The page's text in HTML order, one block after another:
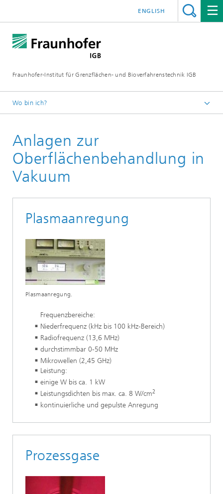
Fraunhofer-Institut für Grenzflächen- und Bioverfahrenstechnik IGB
ENGLISH
Wo bin ich?
Biofabrikation, zellbasierte In-vitro-Testsysteme und
Materialentwicklung
Beschichtungen und Beschichtungstechnologien
Anlagen zur
Oberflächenbehandlung in
Vakuum
Plasmaanregung
Plasmaanregung.
Frequenzbereiche:
Niederfrequenz (kHz bis 100 kHz-Bereich)
Radiofrequenz (13,6 MHz)
durchstimmbar 0-50 MHz
Mikrowellen (2,45 GHz)
Leistung:
einige W bis ca. 1 kW
Leistungsdichten bis max. ca. 8 W/cm2
kontinuierliche und gepulste Anregung
Prozessgase